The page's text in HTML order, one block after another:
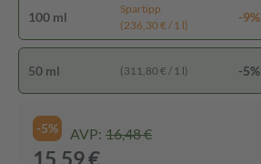
100 ml
Spartipp
(236,30 € / 1 l)
-9%
50 ml (311,80 € / 1 l) -5%
-5% AVP: 16,48 €
15,59 €